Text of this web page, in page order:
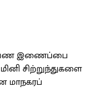
இணைப்பை
சிற்றுந்துகளை
மாநகரப்